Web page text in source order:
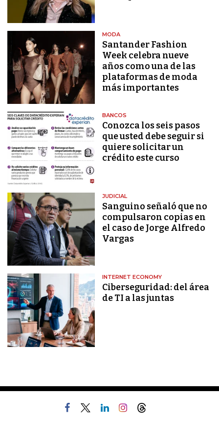
MODA
Santander Fashion
Week celebra nueve
años como una de las
plataformas de moda
más importantes
BANCOS
Conozca los seis pasos
que usted debe seguir si
quiere solicitar un
crédito este curso
JUDICIAL
Sanguino señaló que no
compulsaron copias en
el caso de Jorge Alfredo
Vargas
INTERNET ECONOMY
Ciberseguridad: del área
de TI a las juntas